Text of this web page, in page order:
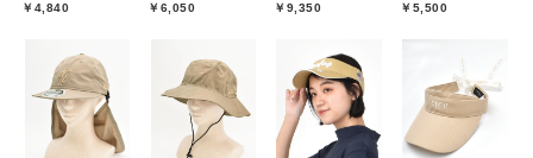
￥4,840
￥6,050
￥9,350
￥5,500